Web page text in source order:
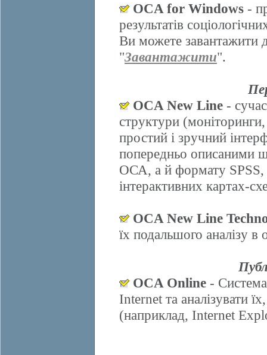
OCA for Windows -
результатів
Ви можете завантажити
"Завантажити".
OCA New Line -
структури
простий і зручний
попередньо описаними
ОСА, а й формату SPSS,
інтерактивних картах-
OCA New Line
їх подальшого аналізу
OCA Online -
Internet та аналізувати
(наприклад, Internet